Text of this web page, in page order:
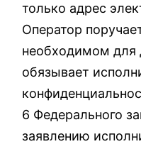
только адрес
Оператор
необходимом для
обязывает
6 Федерального
заявлению